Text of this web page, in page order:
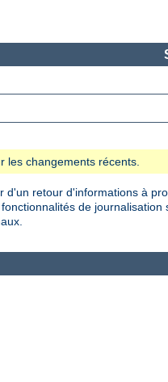
les changements récents.
retour d'informations à
de